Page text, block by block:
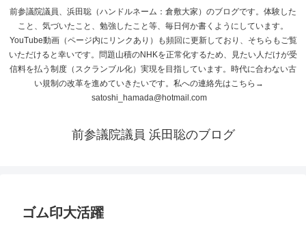
前参議院議員、浜田聡（ハンドルネーム：倉敷大家）のブログです。体験した
こと、気づいたこと、勉強したこと等、毎日何か書くようにしています。
YouTube動画（ページ内にリンクあり）も頻回に更新しており、そちらもご覧
いただけると幸いです。問題山積のNHKを正常化するため、見たい人だけが受
信料を払う制度（スクランブル化）実現を目指しています。時代に合わない古
い規制の改革を進めていきたいです。私への連絡先はこちら→
satoshi_hamada@hotmail.com
前参議院議員 浜田聡のブログ
ゴム印大活躍